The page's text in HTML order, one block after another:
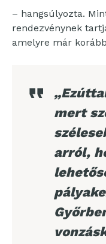
– hangsúlyozta.
rendezvénynek
amelyre már
mert
arról,